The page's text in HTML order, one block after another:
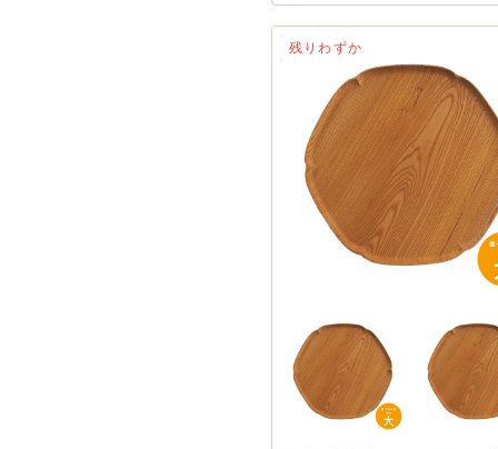
送料無料
残りわずか